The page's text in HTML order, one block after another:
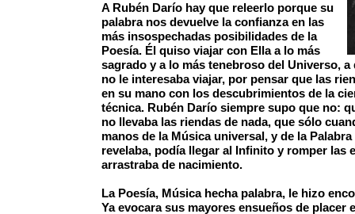
A Rubén Darío hay que releerlo porque su
palabra nos devuelve la confianza en las
más insospechadas posibilidades de la
Poesía. Él quiso viajar con Ella a lo más
sagrado y a lo más tenebroso del Universo,
no le interesaba viajar, por pensar que las
en su mano con los descubrimientos de la
técnica. Rubén Darío siempre supo que no:
no llevaba las riendas de nada, que sólo
manos de la Música universal, y de la
revelaba, podía llegar al Infinito y romper las
arrastraba de nacimiento.
La Poesía, Música hecha palabra, le hizo
Ya evocara sus mayores ensueños de placer